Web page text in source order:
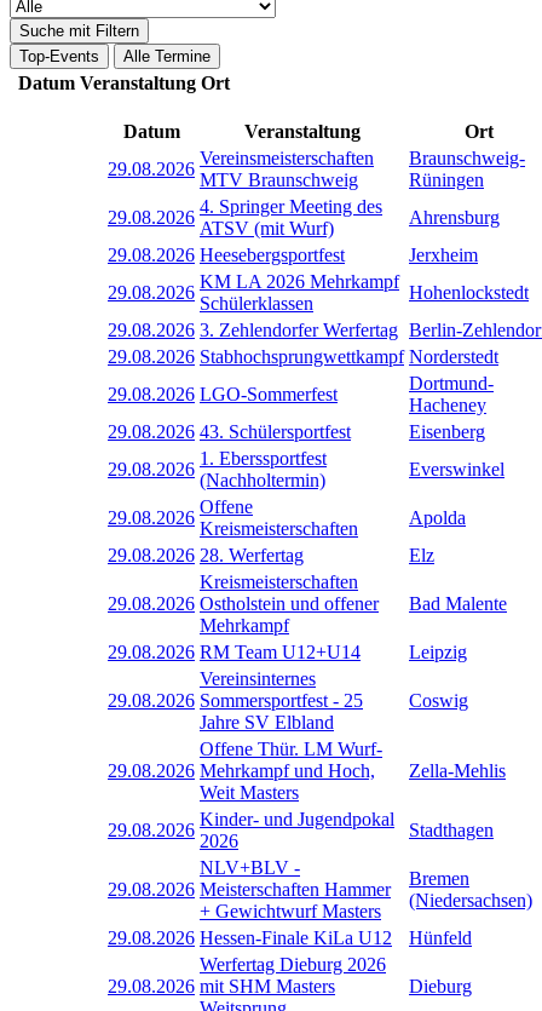
Suche mit Filtern
Top-Events
Alle Termine
Datum Veranstaltung Ort
Datum Veranstaltung
Ort
29.08.2026
Vereinsmeisterschaften
MTV Braunschweig
Braunschweig-
Rüningen
29.08.2026
4. Springer Meeting des
ATSV (mit Wurf)
Ahrensburg
29.08.2026 Heesebergsportfest
Jerxheim
29.08.2026
KM LA 2026 Mehrkampf
Schülerklassen
Hohenlockstedt
29.08.2026 3. Zehlendorfer Werfertag Berlin-
29.08.2026 Stabhochsprungwettkampf Norderstedt
29.08.2026 LGO-Sommerfest
Dortmund-
Hacheney
29.08.2026 43. Schülersportfest
Eisenberg
29.08.2026
1. Eberssportfest
(Nachholtermin)
Everswinkel
29.08.2026
Offene
Kreismeisterschaften
Apolda
29.08.2026 28. Werfertag Elz
29.08.2026
Kreismeisterschaften
Ostholstein und offener
Mehrkampf
Bad Malente
29.08.2026 RM Team U12+U14 Leipzig
29.08.2026
Vereinsinternes
Sommersportfest - 25
Jahre SV Elbland
Coswig
29.08.2026
Offene Thür. LM Wurf-
Mehrkampf und Hoch,
Weit Masters
Zella-Mehlis
29.08.2026
Kinder- und Jugendpokal
2026
Stadthagen
29.08.2026
NLV+BLV -
Meisterschaften Hammer
+ Gewichtwurf Masters
Bremen
(Niedersachsen)
29.08.2026 Hessen-Finale KiLa U12 Hünfeld
29.08.2026
Werfertag Dieburg 2026
mit SHM Masters
Dieburg